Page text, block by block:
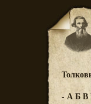
-АБВ